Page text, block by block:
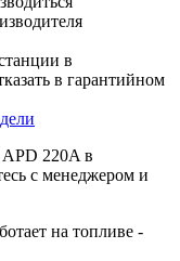
в
в гарантийном
220A в
с менеджером и
на топливе -